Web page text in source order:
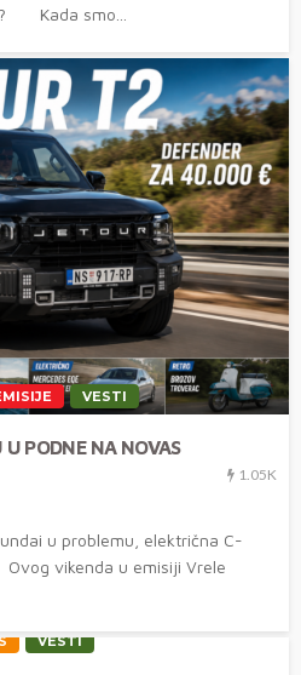
Kada smo...
VESTI
PODNE NA NOVAS
1.05K
u problemu, električna C-
vikenda u emisiji Vrele
VESTI